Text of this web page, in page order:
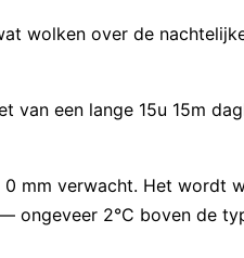
wolken over de
van een lange 15u 15m
mm verwacht. Het wordt
ongeveer 2°C boven de